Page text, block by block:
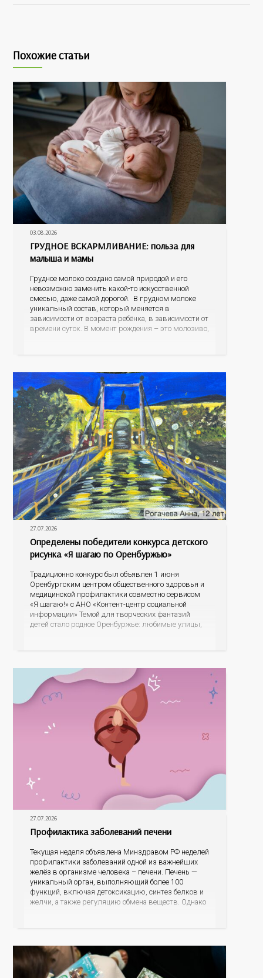
Похожие статьи
03.08.2026
ГРУДНОЕ ВСКАРМЛИВАНИЕ: польза для
малыша и мамы
Грудное молоко создано самой природой и его
невозможно заменить какой-то искусственной
смесью, даже самой дорогой. В грудном молоке
уникальный состав, который меняется в
зависимости от возраста ребёнка, в зависимости от
времени суток. В момент рождения – это молозиво,
27.07.2026
Определены победители конкурса детского
рисунка «Я шагаю по Оренбуржью»
Традиционно конкурс был объявлен 1 июня
Оренбургским центром общественного здоровья и
медицинской профилактики совместно сервисом
«Я шагаю!» с АНО «Контент-центр социальной
информации» Темой для творческих фантазий
детей стало родное Оренбуржье: любимые улицы,
27.07.2026
Профилактика заболеваний печени
Текущая неделя объявлена Минздравом РФ неделей
профилактики заболеваний одной из важнейших
желёз в организме человека – печени. Печень —
уникальный орган, выполняющий более 100
функций, включая детоксикацию, синтез белков и
желчи, а также регуляцию обмена веществ. Однако